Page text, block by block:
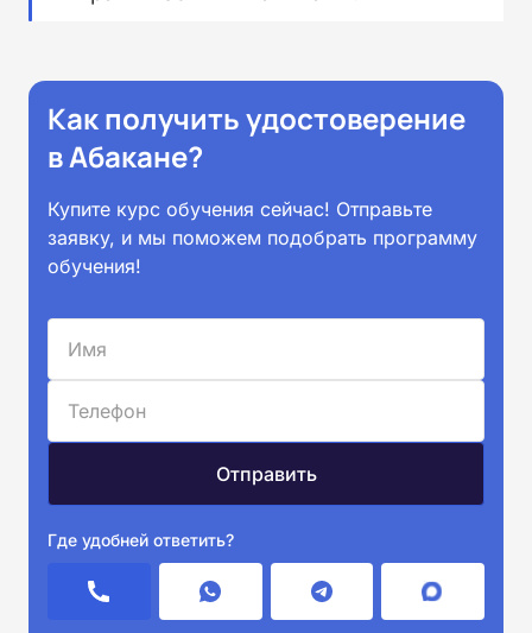
Как получить удостоверение
в Абакане?
Купите курс обучения сейчас! Отправьте
заявку, и мы поможем подобрать программу
обучения!
Где удобней ответить?